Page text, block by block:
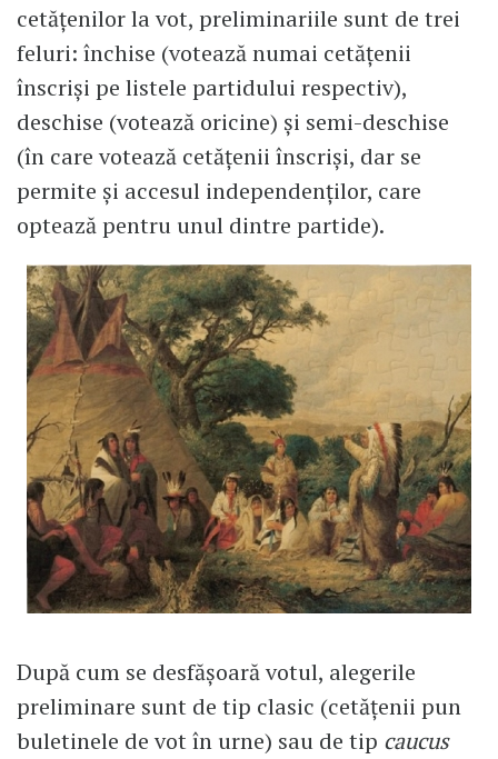
cetăţenilor la vot, preliminariile sunt de trei
feluri: închise (votează numai cetăţenii
înscrişi pe listele partidului respectiv),
deschise (votează oricine) şi semi-deschise
(în care votează cetăţenii înscrişi, dar se
permite şi accesul independenţilor, care
optează pentru unul dintre partide).
După cum se desfăşoară votul, alegerile
preliminare sunt de tip clasic (cetăţenii pun
buletinele de vot în urne) sau de tip caucus